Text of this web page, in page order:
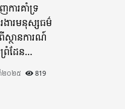
ារគាំទ្រ
រងារមនុស្សធម៌
ស្ថានការណ៍
រំដែន
ខ្ពស់
ាំ២០២៥ 819